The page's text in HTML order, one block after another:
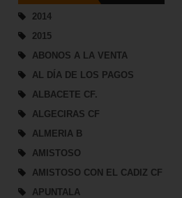
2014
2015
ABONOS A LA VENTA
AL DÍA DE LOS PAGOS
ALBACETE CF.
ALGECIRAS CF
ALMERIA B
AMISTOSO
AMISTOSO CON EL CADIZ CF
APUNTALA